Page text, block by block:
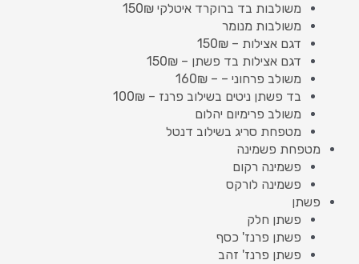
משולבות בד ברוקרד איטלקי 150₪
משולבות מנומר
דגם אצילות – 150₪
דגם אצילות בד פשתן – 150₪
משולב פרחוני – – 160₪
בד פשתן ניטים בשילוב פרנז – 100₪
משולב פרימיום יהלום
מטפחת סריג בשילוב דנטל
מטפחת פשמינה
פשמינה רקום
פשמינה לורקס
פשתן
פשתן חלק
פשתן פרנז' כסף
פשתן פרנז' זהב